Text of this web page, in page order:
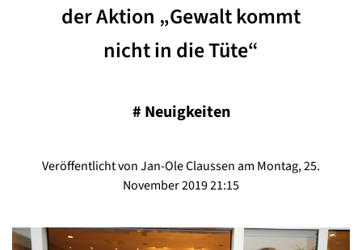
der Aktion „Gewalt kommt
nicht in die Tüte“
# Neuigkeiten
Veröffentlicht von Jan-Ole Claussen am Montag, 25.
November 2019 21:15